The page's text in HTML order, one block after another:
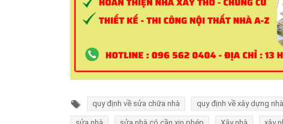
quy định về sửa chữa nhà quy định về xây dựng